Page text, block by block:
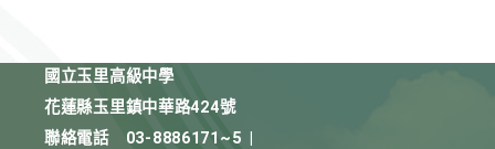
國立玉里高級中學
花蓮縣玉里鎮中華路424號
聯絡電話
03-8886171~5